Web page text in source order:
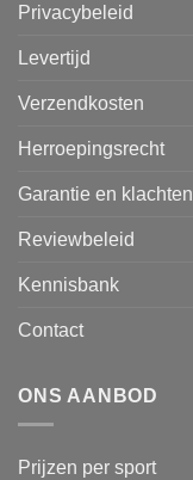
Privacybeleid
Levertijd
Verzendkosten
Herroepingsrecht
Garantie en klachten
Reviewbeleid
Kennisbank
Contact
ONS AANBOD
Prijzen per sport